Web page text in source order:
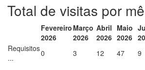
Total de visitas por
Fevereiro
2026
Março
2026
Abril
2026
Maio
2026
Requisitos
...
0 3 12 47 9